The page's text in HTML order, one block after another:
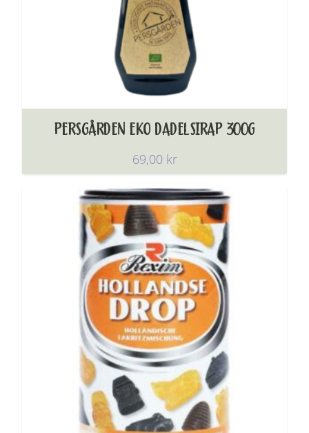
PERSGÅRDEN EKO DADELSIRAP 300G
69,00 kr